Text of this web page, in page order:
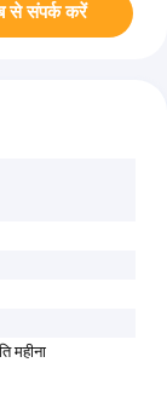
से संपर्क करें
महीना